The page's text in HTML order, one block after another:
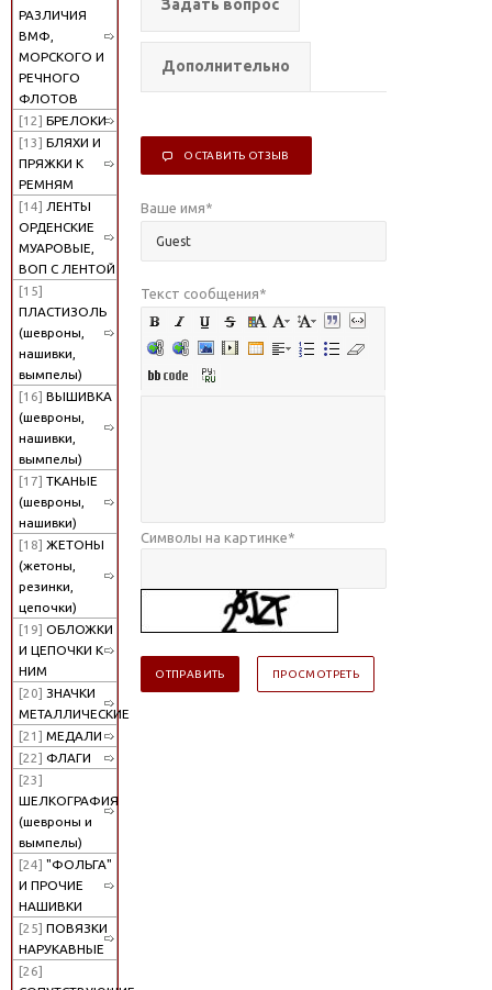
РАЗЛИЧИЯ
ВМФ,
МОРСКОГО И
РЕЧНОГО
ФЛОТОВ
[12] БРЕЛОКИ
[13] БЛЯХИ И
ПРЯЖКИ К
РЕМНЯМ
[14] ЛЕНТЫ
ОРДЕНСКИЕ
МУАРОВЫЕ,
ВОП С ЛЕНТОЙ
[15]
ПЛАСТИЗОЛЬ
(шевроны,
нашивки,
вымпелы)
[16] ВЫШИВКА
(шевроны,
нашивки,
вымпелы)
[17] ТКАНЫЕ
(шевроны,
нашивки)
[18] ЖЕТОНЫ
(жетоны,
резинки,
цепочки)
[19] ОБЛОЖКИ
И ЦЕПОЧКИ К
НИМ
[20] ЗНАЧКИ
МЕТАЛЛИЧЕСКИЕ
[21] МЕДАЛИ
[22] ФЛАГИ
[23]
ШЕЛКОГРАФИЯ
(шевроны и
вымпелы)
[24] "ФОЛЬГА"
И ПРОЧИЕ
НАШИВКИ
[25] ПОВЯЗКИ
НАРУКАВНЫЕ
[26]
Задать вопрос
Дополнительно
ОСТАВИТЬ ОТЗЫВ
Ваше имя*
Текст сообщения*
Символы на картинке*